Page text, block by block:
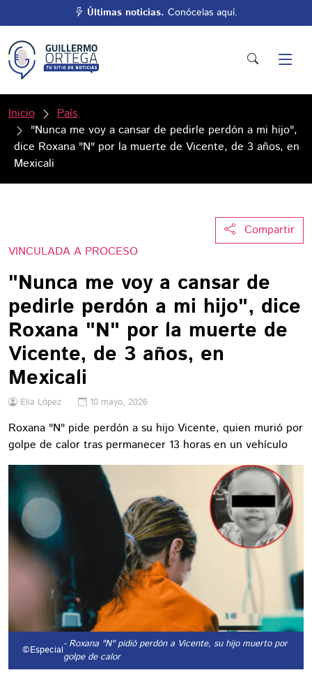
Últimas noticias. Conócelas aquí.
Inicio
País
"Nunca me voy a cansar de pedirle perdón a mi hijo",
dice Roxana "N" por la muerte de Vicente, de 3 años, en
Mexicali
Compartir
VINCULADA A PROCESO
"Nunca me voy a cansar de
pedirle perdón a mi hijo", dice
Roxana "N" por la muerte de
Vicente, de 3 años, en
Mexicali
Elia López 10 mayo, 2026
Roxana "N" pide perdón a su hijo Vicente, quien murió por
golpe de calor tras permanecer 13 horas en un vehículo
©Especial- Roxana "N" pidió perdón a Vicente, su hijo muerto por
golpe de calor